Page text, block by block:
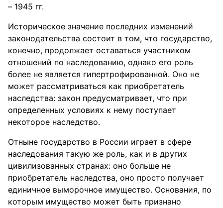
– 1945 гг.
Историческое значение последних изменений
законодательства состоит в том, что государство,
конечно, продолжает оставаться участником
отношений по наследованию, однако его роль
более не является гипертрофированной. Оно не
может рассматриваться как приобретатель
наследства: закон предусматривает, что при
определенных условиях к нему поступает
некоторое наследство.
Отныне государство в России играет в сфере
наследования такую же роль, как и в других
цивилизованных странах: оно больше не
приобретатель наследства, оно просто получает
единичное выморочное имущество. Основания, по
которым имущество может быть признано